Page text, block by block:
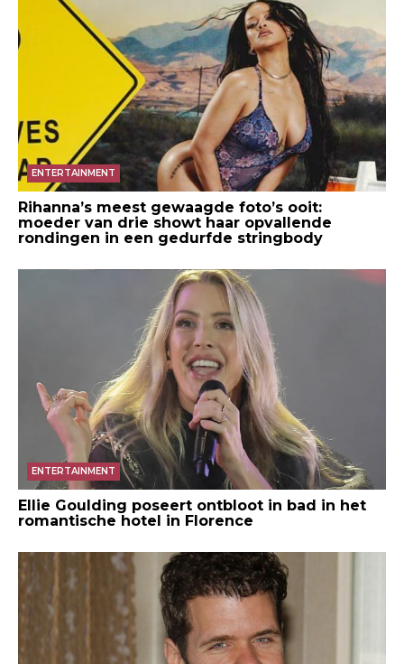
ENTERTAINMENT
Rihanna’s meest gewaagde foto’s ooit:
moeder van drie showt haar opvallende
rondingen in een gedurfde stringbody
ENTERTAINMENT
Ellie Goulding poseert ontbloot in bad in het
romantische hotel in Florence